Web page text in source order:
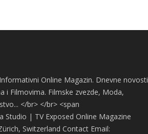
Online Magazin. Dnevne novosti
i Filmovima. Filmske zvezde, Moda,
</br> </br> <span
Studio | TV Exposed Online Magazine
Switzerland Contact Email: